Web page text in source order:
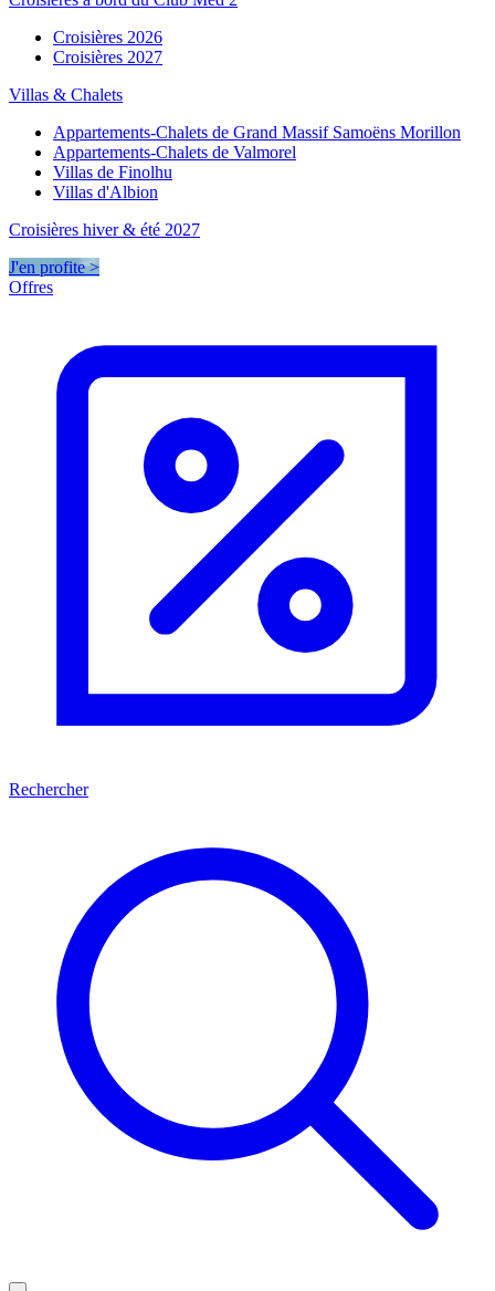
Croisières 2026
Croisières 2027
Villas & Chalets
Appartements-Chalets de Grand Massif Samoëns Morillon
Appartements-Chalets de Valmorel
Villas de Finolhu
Villas d'Albion
Croisières hiver & été 2027
J'en profite >
Offres
Rechercher